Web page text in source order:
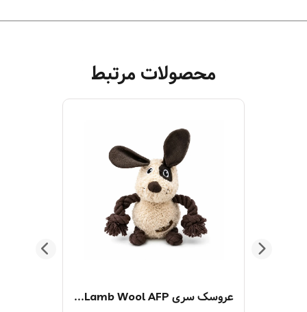
محصولات مرتبط
عروسک سری Lamb Wool AFP مدل سگ